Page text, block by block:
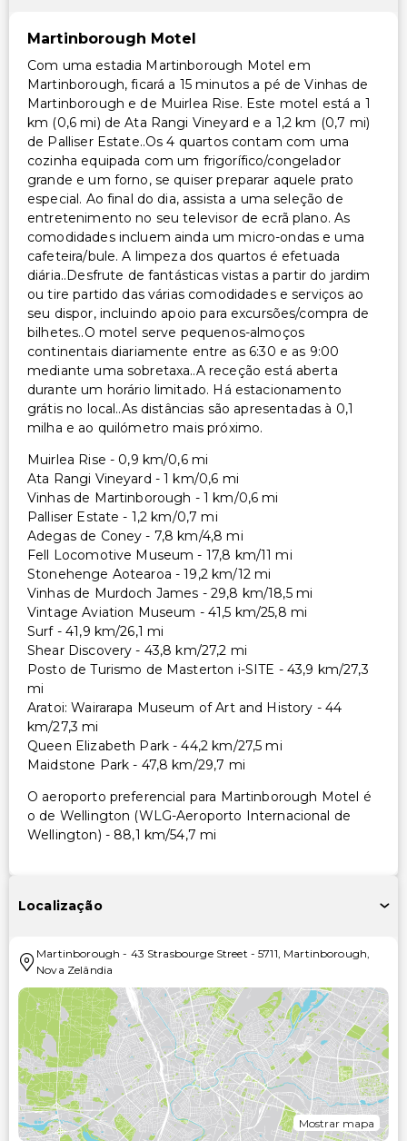
Martinborough Motel
Com uma estadia Martinborough Motel em
Martinborough, ficará a 15 minutos a pé de Vinhas de
Martinborough e de Muirlea Rise. Este motel está a 1
km (0,6 mi) de Ata Rangi Vineyard e a 1,2 km (0,7 mi)
de Palliser Estate..Os 4 quartos contam com uma
cozinha equipada com um frigorífico/congelador
grande e um forno, se quiser preparar aquele prato
especial. Ao final do dia, assista a uma seleção de
entretenimento no seu televisor de ecrã plano. As
comodidades incluem ainda um micro-ondas e uma
cafeteira/bule. A limpeza dos quartos é efetuada
diária..Desfrute de fantásticas vistas a partir do jardim
ou tire partido das várias comodidades e serviços ao
seu dispor, incluindo apoio para excursões/compra de
bilhetes..O motel serve pequenos-almoços
continentais diariamente entre as 6:30 e as 9:00
mediante uma sobretaxa..A receção está aberta
durante um horário limitado. Há estacionamento
grátis no local..As distâncias são apresentadas à 0,1
milha e ao quilómetro mais próximo.
Muirlea Rise - 0,9 km/0,6 mi
Ata Rangi Vineyard - 1 km/0,6 mi
Vinhas de Martinborough - 1 km/0,6 mi
Palliser Estate - 1,2 km/0,7 mi
Adegas de Coney - 7,8 km/4,8 mi
Fell Locomotive Museum - 17,8 km/11 mi
Stonehenge Aotearoa - 19,2 km/12 mi
Vinhas de Murdoch James - 29,8 km/18,5 mi
Vintage Aviation Museum - 41,5 km/25,8 mi
Surf - 41,9 km/26,1 mi
Shear Discovery - 43,8 km/27,2 mi
Posto de Turismo de Masterton i-SITE - 43,9 km/27,3
mi
Aratoi: Wairarapa Museum of Art and History - 44
km/27,3 mi
Queen Elizabeth Park - 44,2 km/27,5 mi
Maidstone Park - 47,8 km/29,7 mi
O aeroporto preferencial para Martinborough Motel é
o de Wellington (WLG-Aeroporto Internacional de
Wellington) - 88,1 km/54,7 mi
Localização
Martinborough - 43 Strasbourge Street -5711 Martinborough
Nova Zelândia
Mostrar mapa